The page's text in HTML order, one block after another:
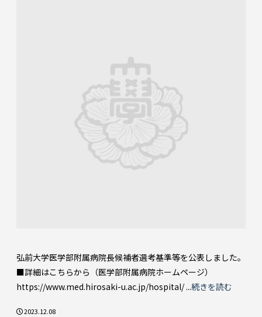
弘前大学医学部附属病院長候補者選考基準等を公表しました。
■詳細はこちらから（医学部附属病院ホームページ）
https://www.med.hirosaki-u.ac.jp/hospital/ ...続きを読む
2023.12.08